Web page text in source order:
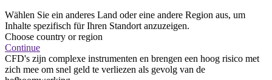
Wählen Sie ein anderes Land oder eine andere Region aus, um
Inhalte spezifisch für Ihren Standort anzuzeigen.
Choose country or region
Continue
CFD's zijn complexe instrumenten en brengen een hoog risico met
zich mee om snel geld te verliezen als gevolg van de